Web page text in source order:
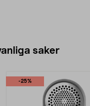
saker
-25%